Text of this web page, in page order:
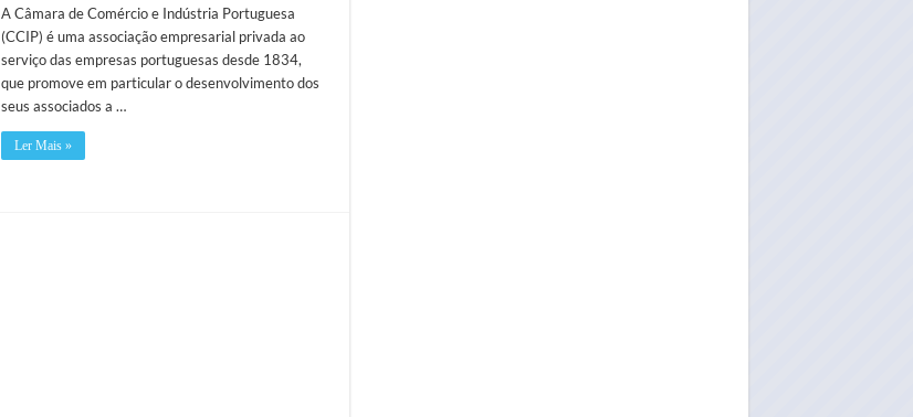
A Câmara de Comércio e Indústria Portuguesa
(CCIP) é uma associação empresarial privada ao
serviço das empresas portuguesas desde 1834,
que promove em particular o desenvolvimento dos
seus associados a …
Ler Mais »